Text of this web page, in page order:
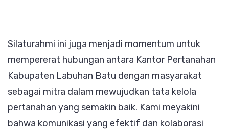
Silaturahmi ini juga menjadi momentum untuk
mempererat hubungan antara Kantor Pertanahan
Kabupaten Labuhan Batu dengan masyarakat
sebagai mitra dalam mewujudkan tata kelola
pertanahan yang semakin baik. Kami meyakini
bahwa komunikasi yang efektif dan kolaborasi